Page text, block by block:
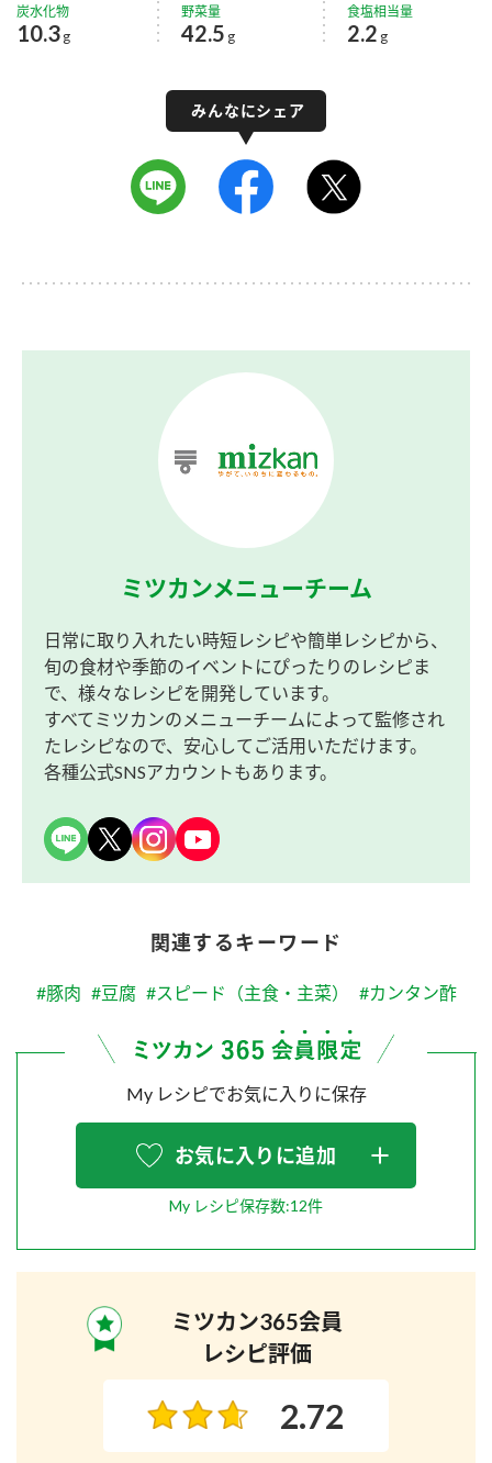
炭水化物
10.3g
野菜量
42.5 g
食塩相当量
2.2 g
ミツカンメニューチーム
日常に取り入れたい時短レシピや簡単レシピから、
旬の食材や季節のイベントにぴったりのレシピま
で、様々なレシピを開発しています。
すべてミツカンのメニューチームによって監修され
たレシピなので、安心してご活用いただけます。
各種公式SNSアカウントもあります。
関連するキーワード
#豚肉 #豆腐 #スピード（主食・主菜） #カンタン酢
My レシピでお気に入りに保存
お気に入りに追加
My レシピ保存数:12件
ミツカン365会員
レシピ評価
2.72